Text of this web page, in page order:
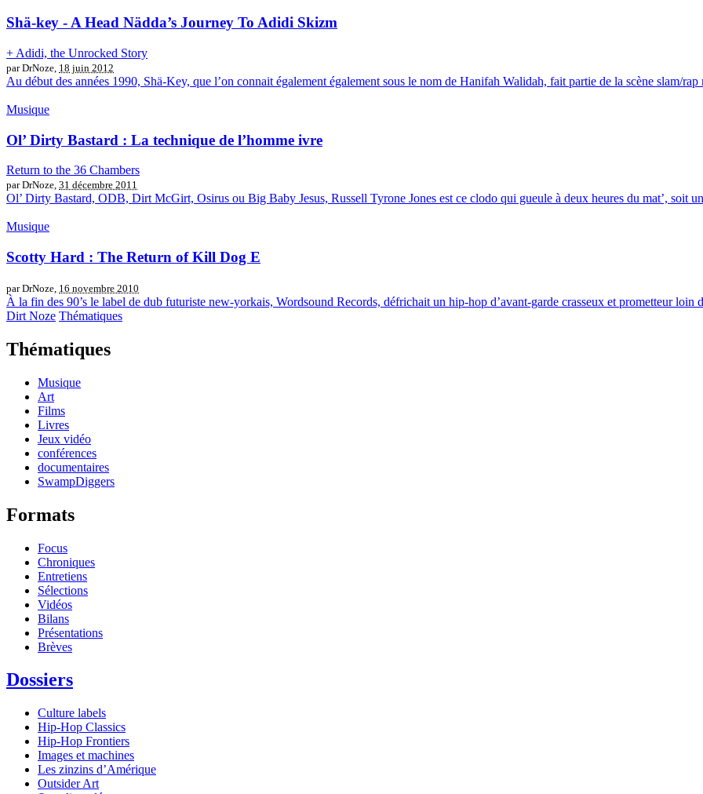
Shä-key - A Head Nädda’s Journey To Adidi Skizm
+ Adidi, the Unrocked Story
par DrNoze, 18 juin 2012
Au début des années 1990, Shä-Key, que l’on connait également également sous le nom de Hanifah Walidah, fait partie de la scène slam/
Musique
Ol’ Dirty Bastard : La technique de l’homme ivre
Return to the 36 Chambers
par DrNoze, 31 décembre 2011
Ol’ Dirty Bastard, ODB, Dirt McGirt, Osirus ou Big Baby Jesus, Russell Tyrone Jones est ce clodo qui gueule à deux heures du mat’, soit
Musique
Scotty Hard : The Return of Kill Dog E
par DrNoze, 16 novembre 2010
À la fin des 90’s le label de dub futuriste new-yorkais, Wordsound Records, défrichait un hip-hop d’avant-garde crasseux et prometteur loin
Dirt Noze Thématiques
Thématiques
Musique
Art
Films
Livres
Jeux vidéo
conférences
documentaires
SwampDiggers
Formats
Focus
Chroniques
Entretiens
Sélections
Vidéos
Bilans
Présentations
Brèves
Dossiers
Culture labels
Hip-Hop Classics
Hip-Hop Frontiers
Images et machines
Les zinzins d’Amérique
Outsider Art